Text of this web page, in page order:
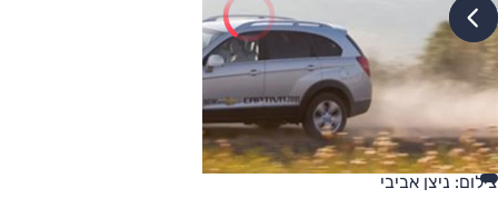
צילום: ניצן אביבי